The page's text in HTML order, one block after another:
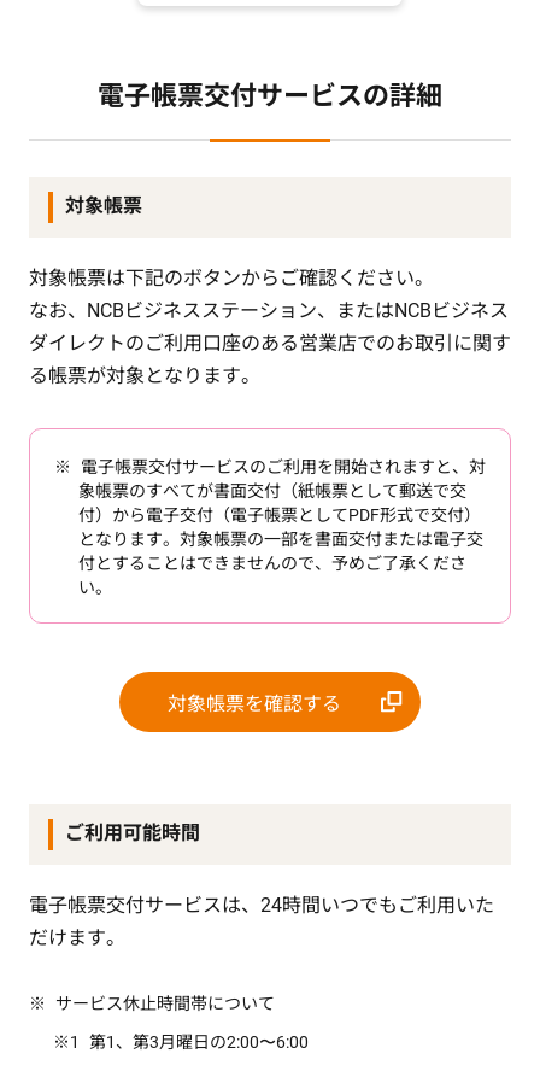
電子帳票交付サービスの詳細
対象帳票
対象帳票は下記のボタンからご確認ください。
なお、NCBビジネスステーション、またはNCBビジネス
ダイレクトのご利用口座のある営業店でのお取引に関す
る帳票が対象となります。
電子帳票交付サービスのご利用を開始されますと、対
象帳票のすべてが書面交付（紙帳票として郵送で交
付）から電子交付（電子帳票としてPDF形式で交付）
となります。対象帳票の一部を書面交付または電子交
付とすることはできませんので、予めご了承くださ
い。
対象帳票を確認する
ご利用可能時間
電子帳票交付サービスは、24時間いつでもご利用いた
だけます。
サービス休止時間帯について
第1、第3月曜日の2:00〜6:00